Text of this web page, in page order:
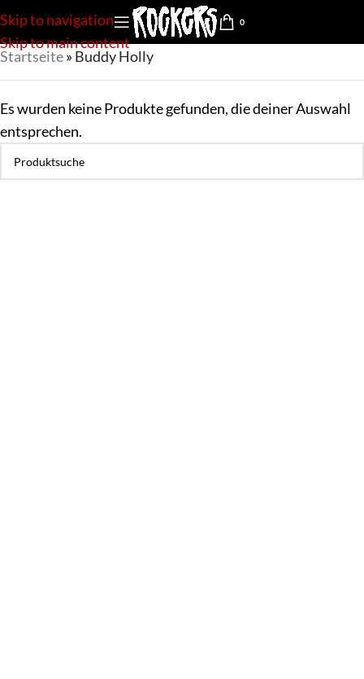
Skip to navigation
Skip to main content
0
Startseite» Buddy Holly
Es wurden keine Produkte gefunden, die deiner Auswahl
entsprechen.